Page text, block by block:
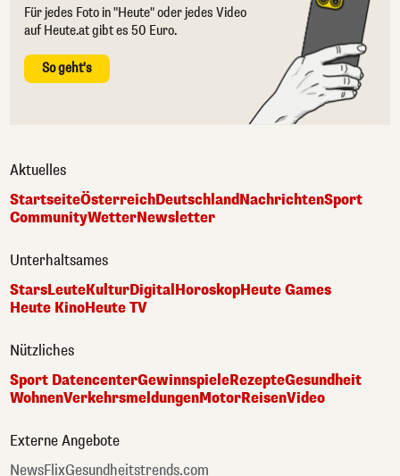
Für jedes Foto in "Heute" oder jedes Video
auf Heute.at gibt es 50 Euro.
So geht's
Aktuelles
StartseiteÖsterreichDeutschlandNachrichtenSport
CommunityWetterNewsletter
Unterhaltsames
StarsLeuteKulturDigitalHoroskopHeute Games
Heute KinoHeute TV
Nützliches
Sport DatencenterGewinnspieleRezepteGesundheit
WohnenVerkehrsmeldungenMotorReisenVideo
Externe Angebote
NewsFlixGesundheitstrends.com